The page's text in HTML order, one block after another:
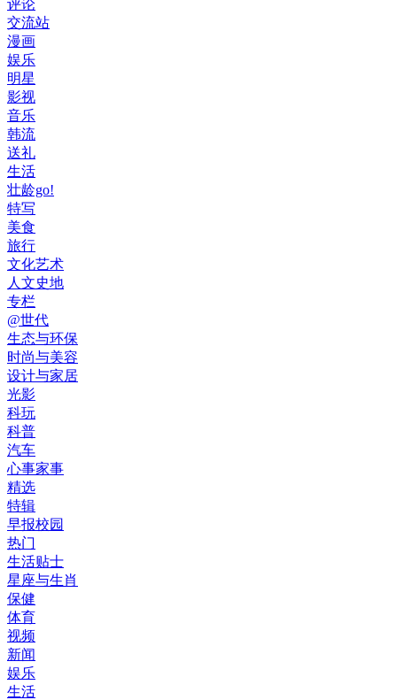
评论
交流站
漫画
娱乐
明星
影视
音乐
韩流
送礼
生活
壮龄go!
特写
美食
旅行
文化艺术
人文史地
专栏
@世代
生态与环保
时尚与美容
设计与家居
光影
科玩
科普
汽车
心事家事
精选
特辑
早报校园
热门
生活贴士
星座与生肖
保健
体育
视频
新闻
娱乐
生活